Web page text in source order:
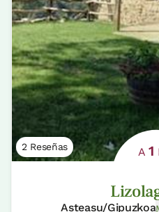
2 Reseñas A1
Asteasu/Gipuzkoa